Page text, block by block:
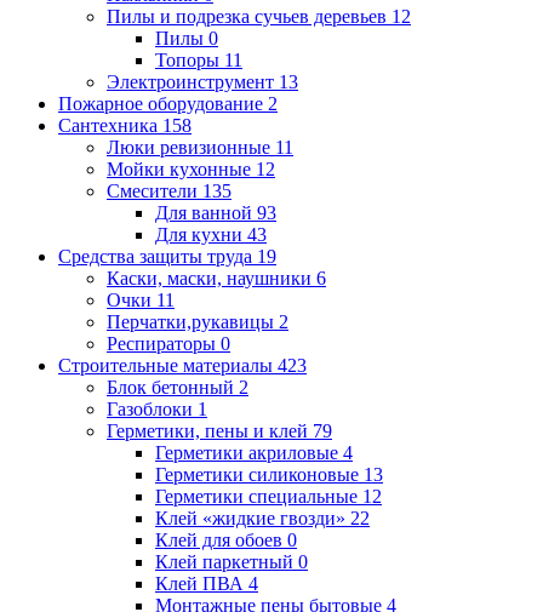
Пилы и подрезка сучьев деревьев 12
Пилы 0
Топоры 11
Электроинструмент 13
Пожарное оборудование 2
Сантехника 158
Люки ревизионные 11
Мойки кухонные 12
Смесители 135
Для ванной 93
Для кухни 43
Средства защиты труда 19
Каски, маски, наушники 6
Очки 11
Перчатки,рукавицы 2
Респираторы 0
Строительные материалы 423
Блок бетонный 2
Газоблоки 1
Герметики, пены и клей 79
Герметики акриловые 4
Герметики силиконовые 13
Герметики специальные 12
Клей «жидкие гвозди» 22
Клей для обоев 0
Клей паркетный 0
Клей ПВА 4
Монтажные пены бытовые 4